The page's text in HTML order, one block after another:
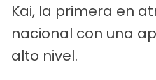
Kai, la primera en
nacional con una
alto nivel.